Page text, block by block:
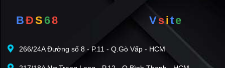
BĐS68 Vsite
266/24A Đường số 8 - P.11 - Q.Gò Vấp - HCM